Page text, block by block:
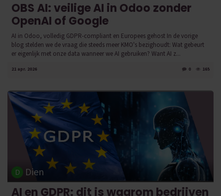
OBS AI: veilige AI in Odoo zonder
OpenAI of Google
AI in Odoo, volledig GDPR-compliant en Europees gehost In de vorige
blog stelden we de vraag die steeds meer KMO's bezighoudt: Wat gebeurt
er eigenlijk met onze data wanneer we AI gebruiken? Want AI z...
21 apr. 2026 0 165
Dien
AI en GDPR: dit is waarom bedrijven